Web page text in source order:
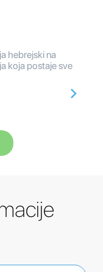
hebrejski na
koja postaje sve